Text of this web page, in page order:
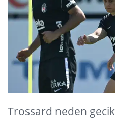
Trossard neden